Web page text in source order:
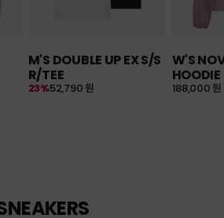
M'S DOUBLE UP EX S/S
R/TEE
52,790 원
23%
W'S
HOODIE
188,000 원